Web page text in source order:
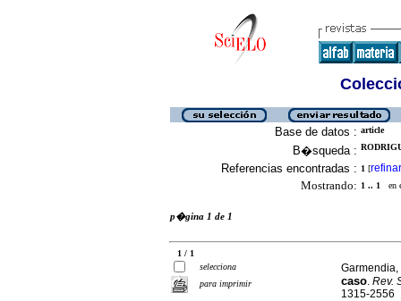
Base de datos : article
B�squeda :
Referencias encontradas : 1 [refinar
Mostrando: 1 .. 1 en
p�gina 1 de 1
1 / 1
selecciona
para imprimir
caso. Rev.
1315-2556